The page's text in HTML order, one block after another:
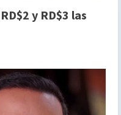
y RD$3 las